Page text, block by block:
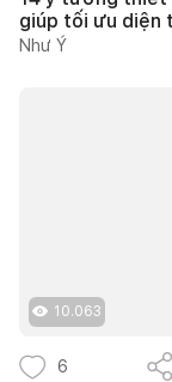
giúp tối ưu diện
Như Ý
10.063
6